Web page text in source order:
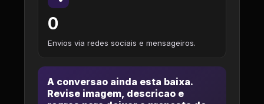
0
Envios via redes sociais e mensageiros.
A conversao ainda esta baixa.
Revise imagem, descricao e